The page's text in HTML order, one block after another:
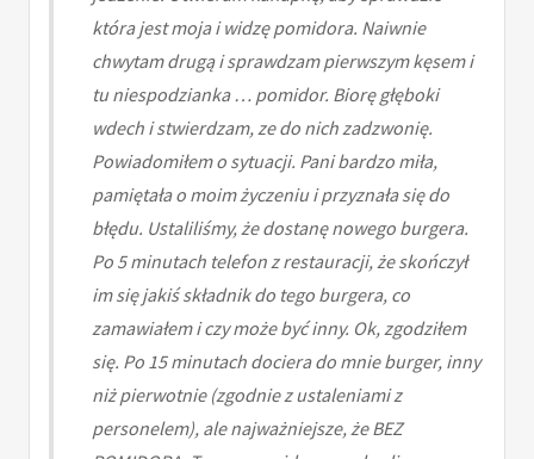
która jest moja i widzę pomidora. Naiwnie
chwytam drugą i sprawdzam pierwszym kęsem i
tu niespodzianka … pomidor. Biorę głęboki
wdech i stwierdzam, ze do nich zadzwonię.
Powiadomiłem o sytuacji. Pani bardzo miła,
pamiętała o moim życzeniu i przyznała się do
błędu. Ustaliliśmy, że dostanę nowego burgera.
Po 5 minutach telefon z restauracji, że skończył
im się jakiś składnik do tego burgera, co
zamawiałem i czy może być inny. Ok, zgodziłem
się. Po 15 minutach dociera do mnie burger, inny
niż pierwotnie (zgodnie z ustaleniami z
personelem), ale najważniejsze, że BEZ